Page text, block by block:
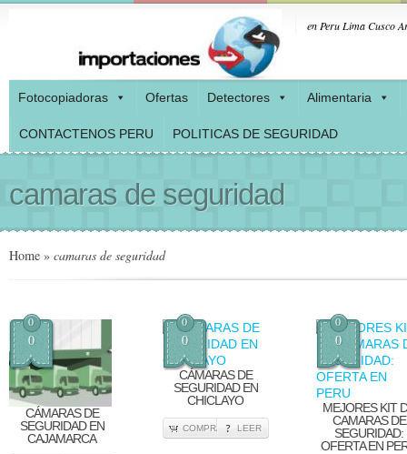
en Peru Lima Cusco
Fotocopiadoras Ofertas Detectores Alimentaria
CONTACTENOS PERU POLITICAS DE SEGURIDAD
camaras de seguridad
Home » camaras de seguridad
0
0
CÁMARAS DE
SEGURIDAD EN
CAJAMARCA
0
0
CÁMARAS DE
SEGURIDAD EN
CHICLAYO
COMPRA LEER
0
0
MEJORES KIT
CAMARAS DE
SEGURIDAD:
OFERTA EN